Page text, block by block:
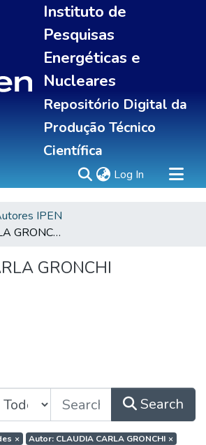
Instituto de
Pesquisas
Energéticas e
Nucleares
Repositório Digital da
Produção Técnico
Científica
Log In (current)
IPEN
CLAUDIA CARLA GRONCHI
GRONCHI
Search
× Autor: CLAUDIA CARLA GRONCHI ×